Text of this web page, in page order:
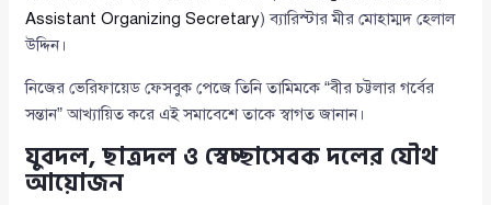
Assistant Organizing Secretary) ব্যারিস্টার মীর মোহাম্মদ হেলাল
উদ্দিন।
নিজের ভেরিফায়েড ফেসবুক পেজে তিনি তামিমকে “বীর চট্টলার গর্বের
সন্তান” আখ্যায়িত করে এই সমাবেশে তাকে স্বাগত জানান।
যুবদল, ছাত্রদল ও স্বেচ্ছাসেবক দলের যৌথ
আয়োজন